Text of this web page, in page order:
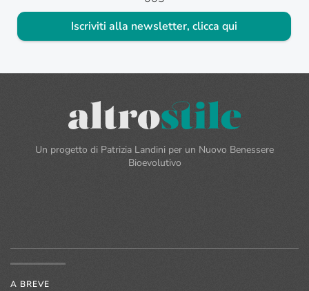
Iscriviti alla newsletter, clicca qui
Un progetto di Patrizia Landini per un Nuovo Benessere
Bioevolutivo
A BREVE